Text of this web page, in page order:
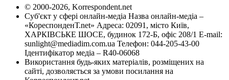
© 2000-2026, Korrespondent.net
Суб'єкт у сфері онлайн-медіа Назва онлайн-медіа –
«КореспонденТ.net» Адреса: 02091, місто Київ,
ХАРКІВСЬКЕ ШОСЕ, будинок 172-Б, офіс 208/1 E-mail:
sunlight@mediadim.com.ua Телефон: 044-205-43-00
Ідентифікатор медіа – R40-06068
Використання будь-яких матеріалів, розміщених на
сайті, дозволяється за умови посилання на